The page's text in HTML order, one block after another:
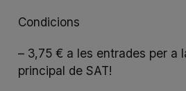
Condicions
– 3,75 € a les entrades per a
principal de SAT!